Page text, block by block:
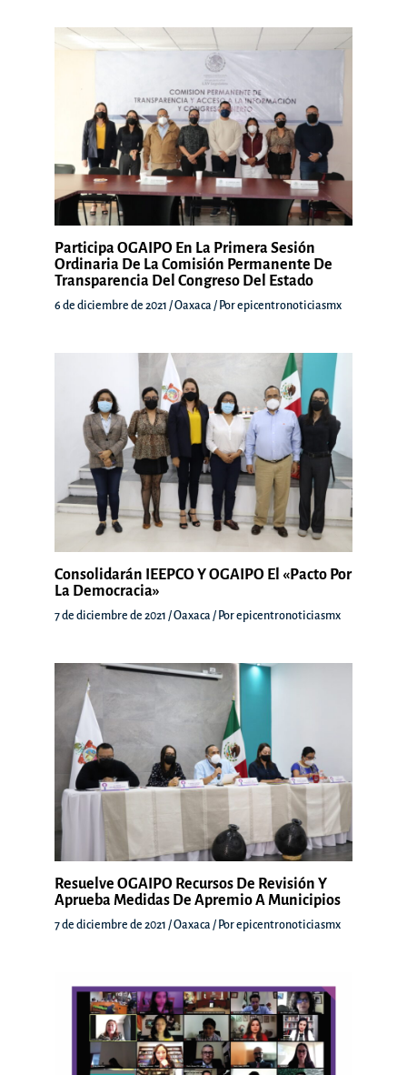
Participa OGAIPO En La Primera Sesión
Ordinaria De La Comisión Permanente De
Transparencia Del Congreso Del Estado
6 de diciembre de 2021 /Oaxaca / Porepicentronoticiasmx
Consolidarán IEEPCO Y OGAIPO El «Pacto Por
La Democracia»
7 de diciembre de 2021 /Oaxaca / Porepicentronoticiasmx
Resuelve OGAIPO Recursos De Revisión Y
Aprueba Medidas De Apremio A Municipios
7 de diciembre de 2021 /Oaxaca / Porepicentronoticiasmx